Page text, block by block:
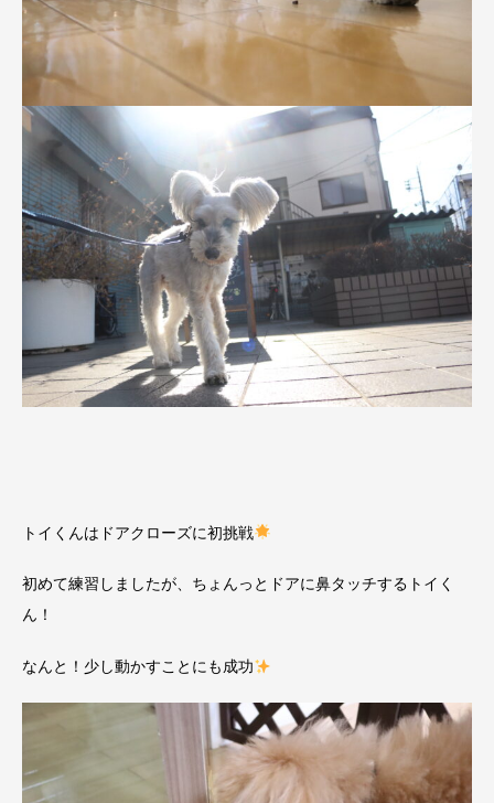
トイくんはドアクローズに初挑戦
初めて練習しましたが、ちょんっとドアに鼻タッチするトイく
ん！
なんと！少し動かすことにも成功